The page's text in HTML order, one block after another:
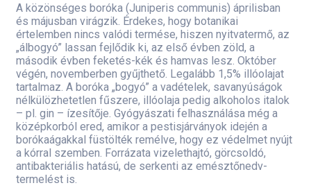
A közönséges boróka (Juniperis communis) áprilisban
és májusban virágzik. Érdekes, hogy botanikai
értelemben nincs valódi termése, hiszen nyitvatermő, az
„álbogyó” lassan fejlődik ki, az első évben zöld, a
második évben feketés-kék és hamvas lesz. Október
végén, novemberben gyűjthető. Legalább 1,5% illóolajat
tartalmaz. A boróka „bogyó” a vadételek, savanyúságok
nélkülözhetetlen fűszere, illóolaja pedig alkoholos italok
– pl. gin – ízesítője. Gyógyászati felhasználása még a
középkorból ered, amikor a pestisjárványok idején a
borókaágakkal füstölték remélve, hogy ez védelmet nyújt
a kórral szemben. Forrázata vizelethajtó, görcsoldó,
antibakteriális hatású, de serkenti az emésztőnedv-
termelést is.